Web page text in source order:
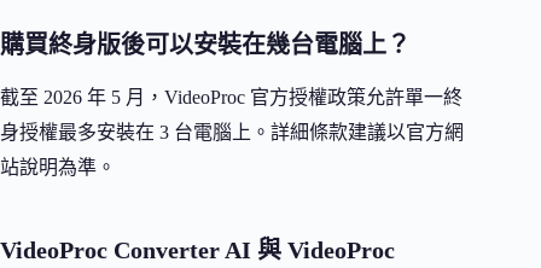
購買終身版後可以安裝在幾台電腦上？
截至 2026 年 5 月，VideoProc 官方授權政策允許單一終
身授權最多安裝在 3 台電腦上。詳細條款建議以官方網
站說明為準。
VideoProc Converter AI 與 VideoProc